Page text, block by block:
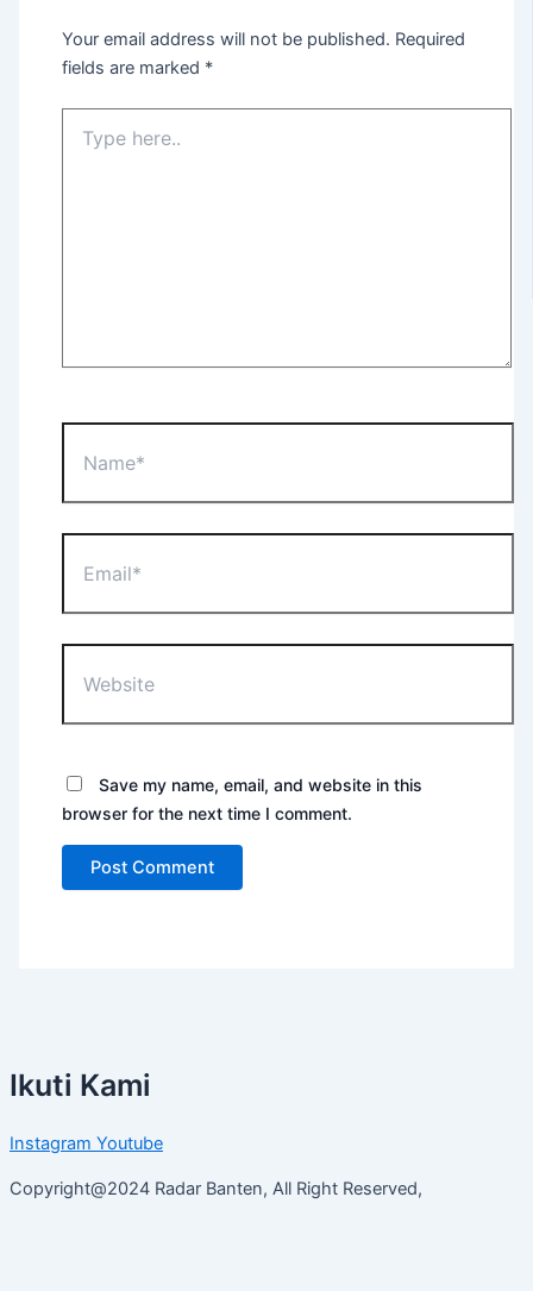
Your email address will not be published. Required
fields are marked *
here..
Save my name, email, and website in this
browser for the next time I comment.
Ikuti Kami
Instagram Youtube
Copyright@2024 Radar Banten, All Right Reserved,